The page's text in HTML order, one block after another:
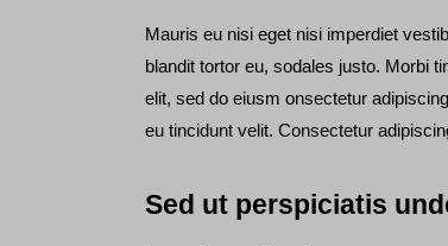
Mauris eu nisi eget nisi imperdiet
blandit tortor eu, sodales justo. Morbi
elit, sed do eiusm onsectetur
eu tincidunt velit. Consectetur
Sed ut perspiciatis